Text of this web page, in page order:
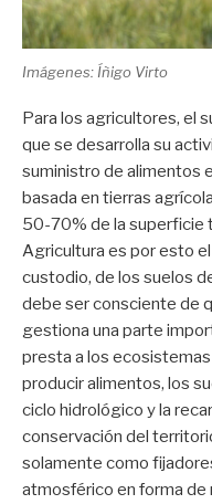
Imágenes: Íñigo Virto
Para los agricultores, el
que se desarrolla su
suministro de alimentos
basada en tierras
50-70% de la superficie
Agricultura es por esto el
custodio, de los suelos
debe ser consciente de
gestiona una parte
presta a los
producir alimentos, los
ciclo hidrológico y la
conservación del
solamente como
atmosférico en forma de